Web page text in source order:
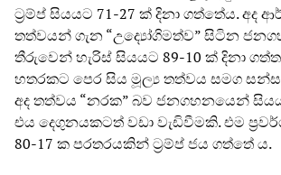
ට්‍රම්ප් සියයට 71-27 ක් දිනා ගත්තේය. අද
තත්වයන් ගැන “උද්‍යෝගිමත්ව” සිටින
තීරුවෙන් හැරිස් සියයට 89-10 ක් දිනා
හතරකට පෙර සිය මූල්‍ය තත්වය සමග
අද තත්වය “නරක” බව ජනගහනයෙන්
එය දෙගුනයකටත් වඩා වැඩිවීමකි. එම
80-17 ක පරතරයකින් ට්‍රම්ප් ජය ගත්තේ ය.